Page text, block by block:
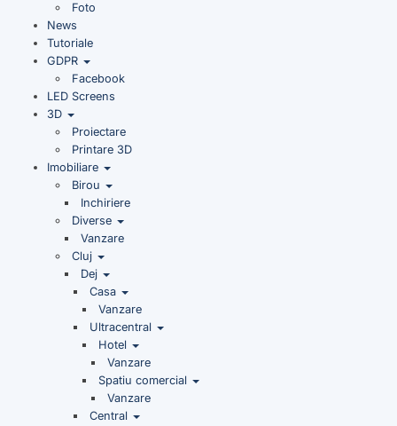
Foto
News
Tutoriale
GDPR
Facebook
LED Screens
3D
Proiectare
Printare 3D
Imobiliare
Birou
Inchiriere
Diverse
Vanzare
Cluj
Dej
Casa
Vanzare
Ultracentral
Hotel
Vanzare
Spatiu comercial
Vanzare
Central